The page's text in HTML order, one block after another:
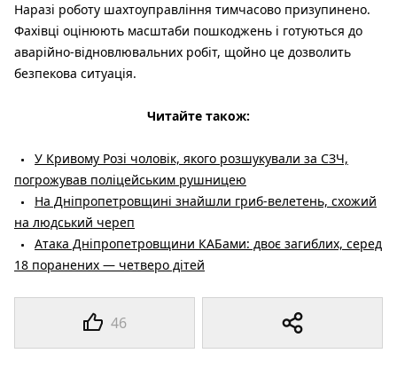
46
Наразі роботу шахтоуправління тимчасово призупинено.
Фахівці оцінюють масштаби пошкоджень і готуються до
аварійно-відновлювальних робіт, щойно це дозволить
безпекова ситуація.
Читайте також:
У Кривому Розі чоловік, якого розшукували за СЗЧ,
погрожував поліцейським рушницею
На Дніпропетровщині знайшли гриб-велетень, схожий
на людський череп
Атака Дніпропетровщини КАБами: двоє загиблих, серед
18 поранених — четверо дітей